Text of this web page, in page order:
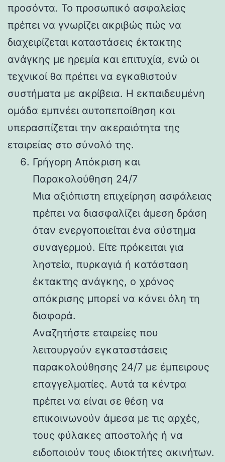
προσόντα. Το προσωπικό ασφαλείας
πρέπει να γνωρίζει ακριβώς πώς να
διαχειρίζεται καταστάσεις έκτακτης
ανάγκης με ηρεμία και επιτυχία, ενώ οι
τεχνικοί θα πρέπει να εγκαθιστούν
συστήματα με ακρίβεια. Η εκπαιδευμένη
ομάδα εμπνέει αυτοπεποίθηση και
υπερασπίζεται την ακεραιότητα της
εταιρείας στο σύνολό της.
Γρήγορη Απόκριση και
Παρακολούθηση 24/7
Μια αξιόπιστη επιχείρηση ασφάλειας
πρέπει να διασφαλίζει άμεση δράση
όταν ενεργοποιείται ένα σύστημα
συναγερμού. Είτε πρόκειται για
ληστεία, πυρκαγιά ή κατάσταση
έκτακτης ανάγκης, ο χρόνος
απόκρισης μπορεί να κάνει όλη τη
διαφορά.
Αναζητήστε εταιρείες που
λειτουργούν εγκαταστάσεις
παρακολούθησης 24/7 με έμπειρους
επαγγελματίες. Αυτά τα κέντρα
πρέπει να είναι σε θέση να
επικοινωνούν άμεσα με τις αρχές,
τους φύλακες αποστολής ή να
ειδοποιούν τους ιδιοκτήτες ακινήτων.